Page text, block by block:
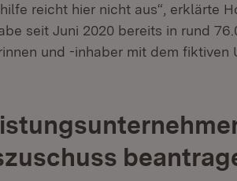
reicht hier nicht aus“, erklärte
seit Juni 2020 bereits in rund
und -inhaber mit dem fiktiven